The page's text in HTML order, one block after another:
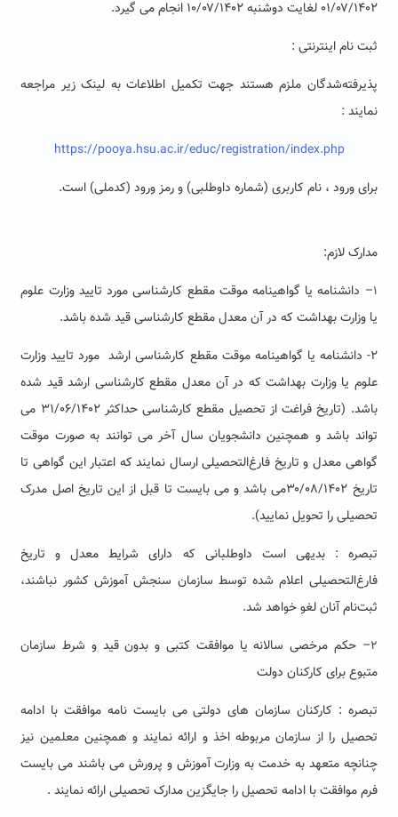
۰۱/۰۷/۱۴۰۲ لغایت دوشنبه ۱۰/۰۷/۱۴۰۲ انجام می گیرد.
ثبت نام اینترنتی :
پذیرفته‌شدگان ملزم هستند جهت تکمیل اطلاعات به لینک زیر مراجعه
نمایند :
https://pooya.hsu.ac.ir/educ/registration/index.php
برای ورود ، نام کاربری (شماره داوطلبی) و رمز ورود (کدملی) است.
مدارک لازم:
۱– دانشنامه یا گواهینامه موقت مقطع کارشناسی مورد تایید وزارت علوم
یا وزارت بهداشت که در آن معدل مقطع کارشناسی قید شده باشد.
۲- دانشنامه یا گواهینامه موقت مقطع کارشناسی ارشد مورد تایید وزارت
علوم یا وزارت بهداشت که در آن معدل مقطع کارشناسی ارشد قید شده
باشد. (تاریخ فراغت از تحصیل مقطع کارشناسی حداکثر ۳۱/۰۶/۱۴۰۲ می
تواند باشد و همچنین دانشجویان سال آخر می توانند به صورت موقت
گواهی معدل و تاریخ فارغ‌التحصیلی ارسال نمایند که اعتبار این گواهی تا
تاریخ ۳۰/۰۸/۱۴۰۲می باشد و می بایست تا قبل از این تاریخ اصل مدرک
تحصیلی را تحویل نمایید).
تبصره : بدیهی است داوطلبانی که دارای شرایط معدل و تاریخ
فارغ‌التحصیلی اعلام شده توسط سازمان سنجش آموزش کشور نباشند،
ثبت‌نام آنان لغو خواهد شد.
۲– حکم مرخصی سالانه یا موافقت کتبی و بدون قید و شرط سازمان
متبوع برای کارکنان دولت
تبصره : کارکنان سازمان های دولتی می بایست نامه موافقت با ادامه
تحصیل را از سازمان مربوطه اخذ و ارائه نمایند و همچنین معلمین نیز
چنانچه متعهد به خدمت به وزارت آموزش و پرورش می باشند می بایست
فرم موافقت با ادامه تحصیل را جایگزین مدارک تحصیلی ارائه نمایند .